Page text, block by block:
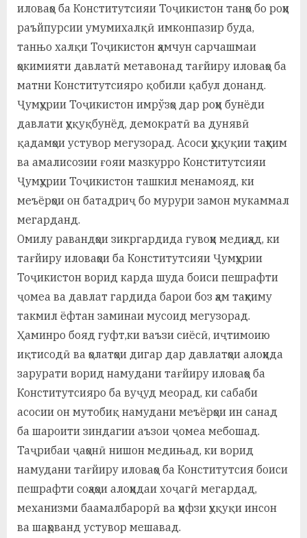
иловаҳо ба Конститутсияи Тоҷикистон танҳо бо роҳи
раъйпурсии умумихалқӣ имконпазир буда,
танњо халқи Тоҷикистон ҳамчун сарчашмаи
ҳокимияти давлатӣ метавонад тағйиру иловаҳо ба
матни Конститутсияро қобили қабул донанд.
Ҷумҳурии Тоҷикистон имрўзҳо дар роҳи бунёди
давлати ҳуқуқбунёд, демократӣ ва дунявӣ
қадамҳои устувор мегузорад. Асоси ҳуқуқии таҳким
ва амалисозии ғояи мазкурро Конститутсияи
Ҷумҳурии Тоҷикистон ташкил менамояд, ки
меъёрҳои он батадриҷ бо мурури замон мукаммал
мегарданд.
Омилу равандҳои зикргардида гувоҳи медиҳад, ки
тағйиру иловаҳои ба Конститутсияи Ҷумҳурии
Тоҷикистон ворид карда шуда боиси пешрафти
ҷомеа ва давлат гардида барои боз ҳам таҳкиму
такмил ёфтан заминаи мусоид мегузорад.
Ҳаминро бояд гуфт,ки ваъзи сиёсӣ, иҷтимоию
иқтисодӣ ва ҳолатҳои дигар дар давлатҳои алоҳида
зарурати ворид наму­дани тағйиру иловаҳо ба
Конститутсияро ба вуҷуд меорад, ки сабаби
асосии он мутобиқ намудани меъёрҳои ин санад
ба шароити зиндагии аъзои ҷомеа мебошад.
Таҷрибаи ҷаҳонӣ нишон медињад, ки во­рид
намудани тағйиру иловаҳо ба Конститутсия боиси
пешрафти соҳаҳои алоҳидаи хоҷагӣ мегардад,
механизми баамалбарорӣ ва ҳифзи ҳуқуқи инсон
ва шаҳрванд устувор мешавад.